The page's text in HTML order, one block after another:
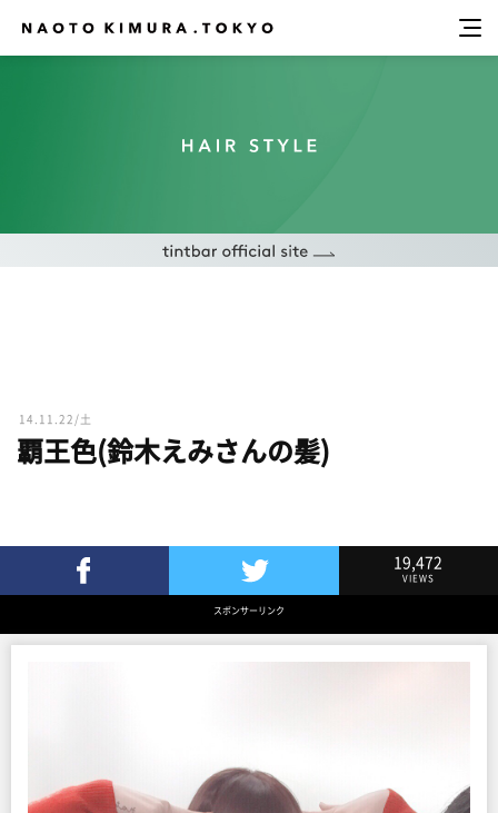
14.11.22/土
覇王色(鈴木えみさんの髪)
Twitterでツイート
19,472
VIEWS
スポンサーリンク